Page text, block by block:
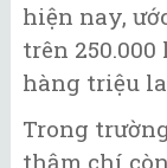
hiện nay,
trên
hàng triệu
Trong
thậm chí